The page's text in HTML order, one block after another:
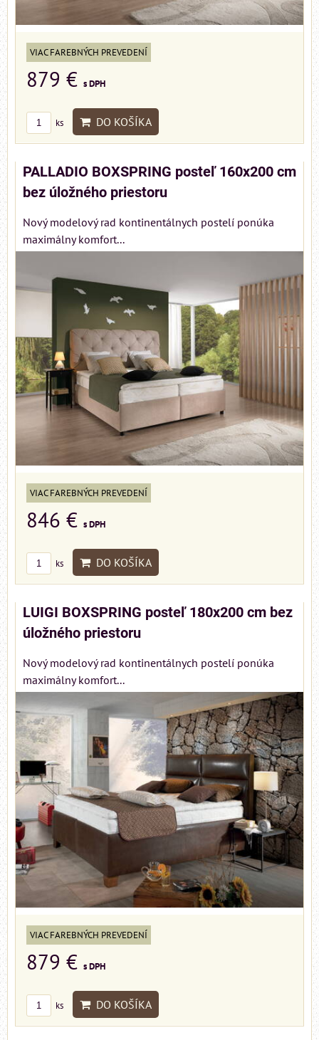
VIAC FAREBNÝCH PREVEDENÍ
879 € s DPH
ks DO KOŠÍKA
PALLADIO BOXSPRING posteľ 160x200 cm
bez úložného priestoru
Nový modelový rad kontinentálnych postelí ponúka
maximálny komfort...
VIAC FAREBNÝCH PREVEDENÍ
846 € s DPH
ks DO KOŠÍKA
LUIGI BOXSPRING posteľ 180x200 cm bez
úložného priestoru
Nový modelový rad kontinentálnych postelí ponúka
maximálny komfort...
VIAC FAREBNÝCH PREVEDENÍ
879 € s DPH
ks DO KOŠÍKA